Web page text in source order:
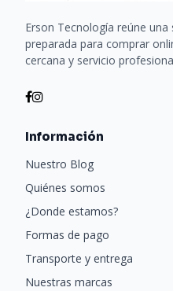
Erson Tecnología reúne
preparada para comprar
cercana y servicio
Información
Nuestro Blog
Quiénes somos
¿Donde estamos?
Formas de pago
Transporte y entrega
Nuestras marcas